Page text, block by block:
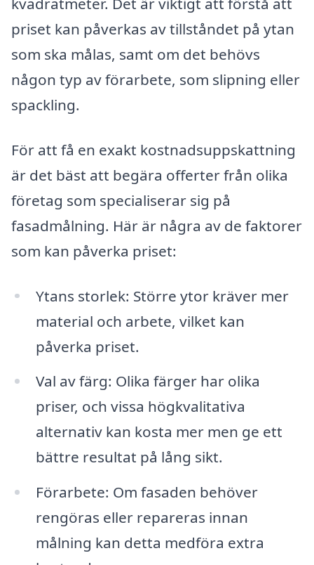
priset kan påverkas av tillståndet på ytan
som ska målas, samt om det behövs
någon typ av förarbete, som slipning eller
spackling.
För att få en exakt kostnadsuppskattning
är det bäst att begära offerter från olika
företag som specialiserar sig på
fasadmålning. Här är några av de faktorer
som kan påverka priset:
Ytans storlek: Större ytor kräver mer
material och arbete, vilket kan
påverka priset.
Val av färg: Olika färger har olika
priser, och vissa högkvalitativa
alternativ kan kosta mer men ge ett
bättre resultat på lång sikt.
Förarbete: Om fasaden behöver
rengöras eller repareras innan
målning kan detta medföra extra